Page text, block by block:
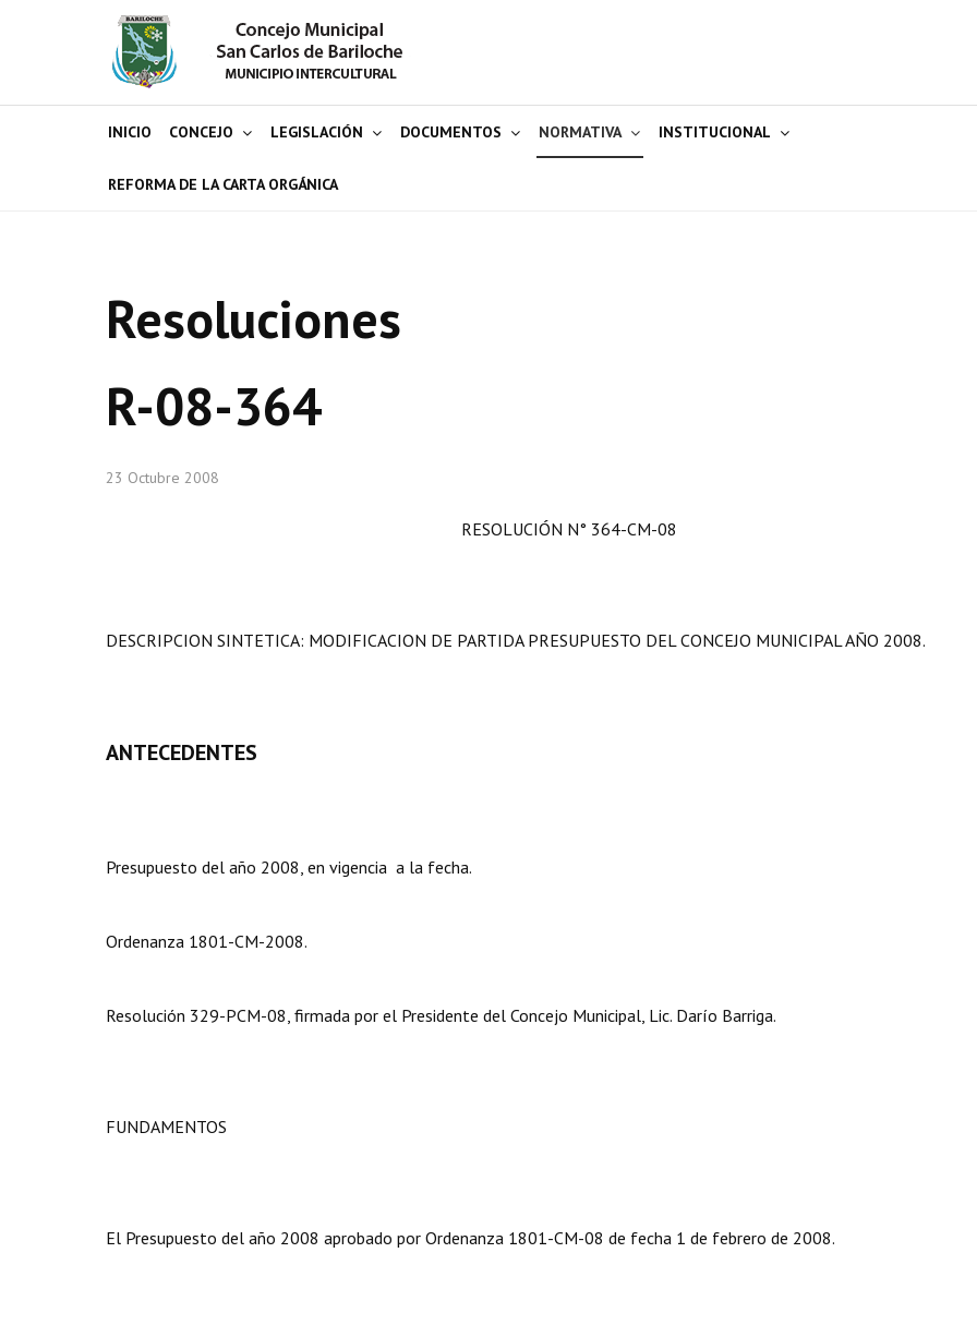
INICIO CONCEJO LEGISLACIÓN DOCUMENTOS NORMATIVA INSTITUCIONAL
REFORMA DE LA CARTA ORGÁNICA
Resoluciones
R-08-364
23 Octubre 2008
RESOLUCIÓN N° 364-CM-08
DESCRIPCION SINTETICA: MODIFICACION DE PARTIDA PRESUPUESTO DEL CONCEJO MUNICIPAL AÑO 2008.
ANTECEDENTES
Presupuesto del año 2008, en vigencia a la fecha.
Ordenanza 1801-CM-2008.
Resolución 329-PCM-08, firmada por el Presidente del Concejo Municipal, Lic. Darío Barriga.
FUNDAMENTOS
El Presupuesto del año 2008 aprobado por Ordenanza 1801-CM-08 de fecha 1 de febrero de 2008.